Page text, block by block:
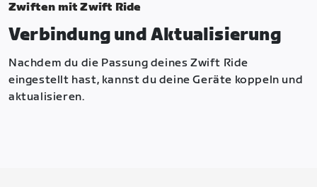
Zwiften mit Zwift Ride
Verbindung und Aktualisierung
Nachdem du die Passung deines Zwift Ride
eingestellt hast, kannst du deine Geräte koppeln und
aktualisieren.